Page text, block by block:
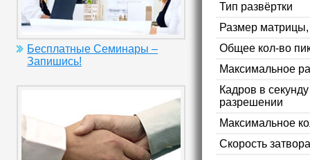
Бесплатные Семинары –
Запишись!
Тип развёртки
Размер
Общее кол-во
Максимальное
Кадров в
разрешении
Максимальное
Скорость